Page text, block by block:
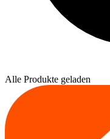
Alle Produkte geladen